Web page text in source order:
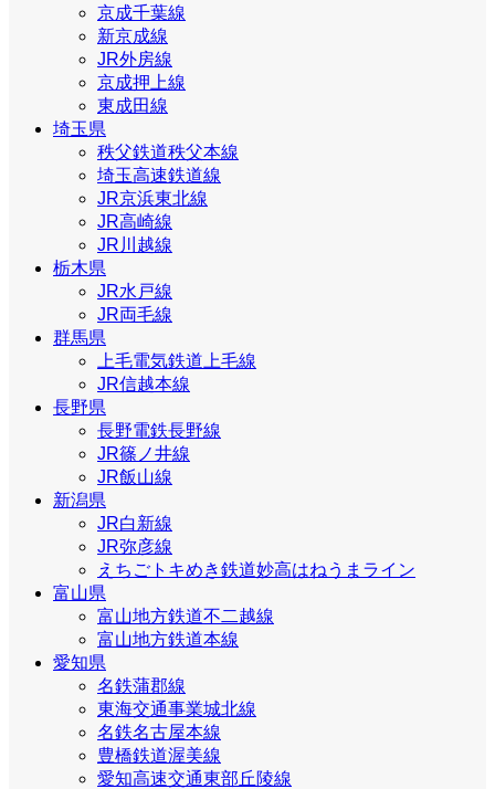
京成千葉線
新京成線
JR外房線
京成押上線
東成田線
埼玉県
秩父鉄道秩父本線
埼玉高速鉄道線
JR京浜東北線
JR高崎線
JR川越線
栃木県
JR水戸線
JR両毛線
群馬県
上毛電気鉄道上毛線
JR信越本線
長野県
長野電鉄長野線
JR篠ノ井線
JR飯山線
新潟県
JR白新線
JR弥彦線
えちごトキめき鉄道妙高はねうまライン
富山県
富山地方鉄道不二越線
富山地方鉄道本線
愛知県
名鉄蒲郡線
東海交通事業城北線
名鉄名古屋本線
豊橋鉄道渥美線
愛知高速交通東部丘陵線